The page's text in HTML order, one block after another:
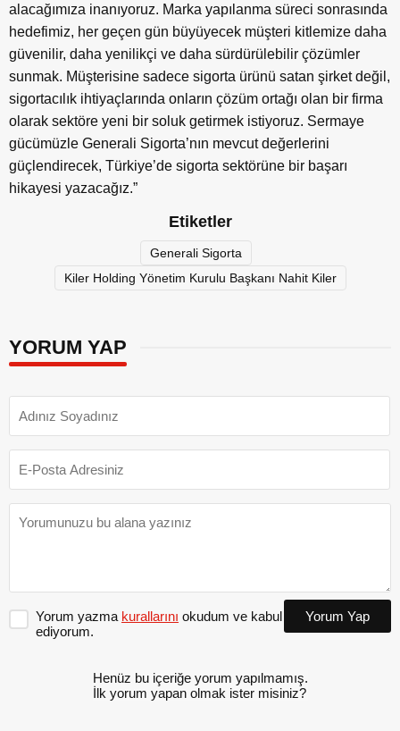
alacağımıza inanıyoruz. Marka yapılanma süreci sonrasında
hedefimiz, her geçen gün büyüyecek müşteri kitlemize daha
güvenilir, daha yenilikçi ve daha sürdürülebilir çözümler
sunmak. Müşterisine sadece sigorta ürünü satan şirket değil,
sigortacılık ihtiyaçlarında onların çözüm ortağı olan bir firma
olarak sektöre yeni bir soluk getirmek istiyoruz. Sermaye
gücümüzle Generali Sigorta’nın mevcut değerlerini
güçlendirecek, Türkiye’de sigorta sektörüne bir başarı
hikayesi yazacağız.”
Etiketler
Generali Sigorta
Kiler Holding Yönetim Kurulu Başkanı Nahit Kiler
YORUM YAP
Yorum yazma kurallarını okudum ve kabul
ediyorum.
Yorum Yap
Henüz bu içeriğe yorum yapılmamış.
İlk yorum yapan olmak ister misiniz?